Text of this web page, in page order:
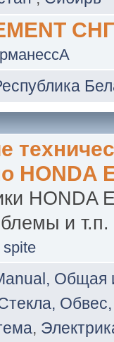
HONDA
HONDA
и т.п.
spite
,